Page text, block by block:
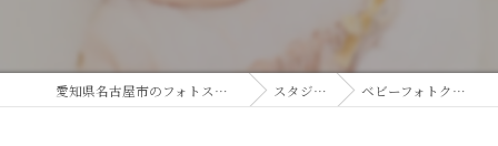
愛知県名古屋市のフォトスタジオならDEAR STUDIO スタジオコラム ベビーフォトクーポンを利用して